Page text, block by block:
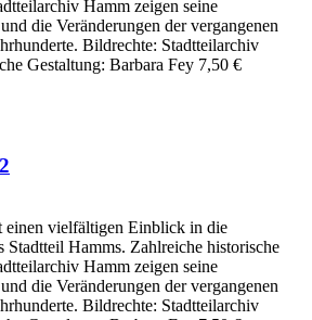
Hamm zeigen seine
die Veränderungen der vergangenen
Bildrechte: Stadtteilarchiv
Gestaltung: Barbara Fey 7,50 €
einen vielfältigen Einblick in die
Stadtteil Hamms. Zahlreiche historische
Hamm zeigen seine
die Veränderungen der vergangenen
Bildrechte: Stadtteilarchiv